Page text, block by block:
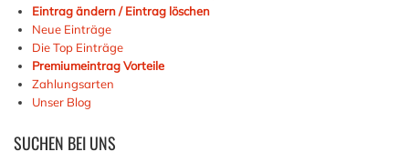
Eintrag ändern / Eintrag löschen
Neue Einträge
Die Top Einträge
Premiumeintrag Vorteile
Zahlungsarten
Unser Blog
SUCHEN BEI UNS